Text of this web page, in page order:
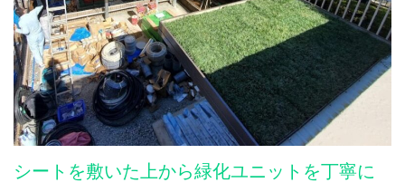
シートを敷いた上から緑化ユニットを丁寧に